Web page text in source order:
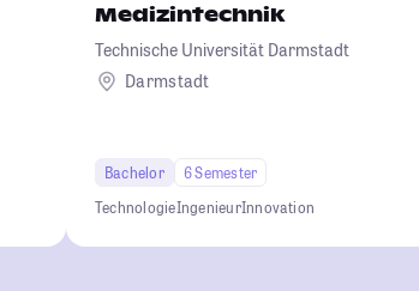
Medizintechnik
Technische Universität Darmstadt
Darmstadt
Bachelor
6 Semester
TechnologieIngenieurInnovation